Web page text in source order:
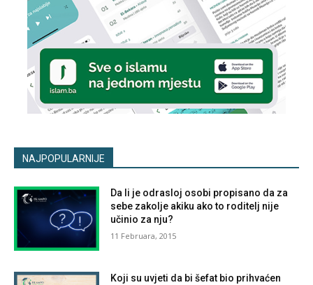
NAJPOPULARNIJE
Da li je odrasloj osobi propisano da za
sebe zakolje akiku ako to roditelj nije
učinio za nju?
11 Februara, 2015
Koji su uvjeti da bi šefat bio prihvaćen